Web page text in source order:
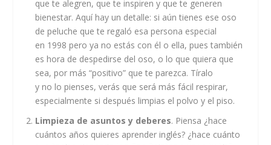
que te alegren, que te inspiren y que te generen
bienestar. Aquí hay un detalle: si aún tienes ese oso
de peluche que te regaló esa persona especial
en 1998 pero ya no estás con él o ella, pues también
es hora de despedirse del oso, o lo que quiera que
sea, por más “positivo” que te parezca. Tíralo
y no lo pienses, verás que será más fácil respirar,
especialmente si después limpias el polvo y el piso.
Limpieza de asuntos y deberes. Piensa ¿hace
cuántos años quieres aprender inglés? ¿hace cuánto